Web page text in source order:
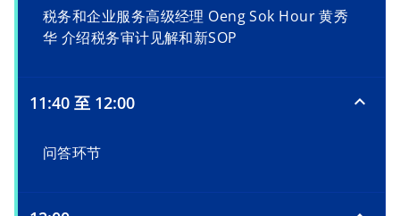
税务和企业服务高级经理 Oeng Sok Hour 黄秀
华 介绍税务审计见解和新SOP
11:40 至 12:00
问答环节